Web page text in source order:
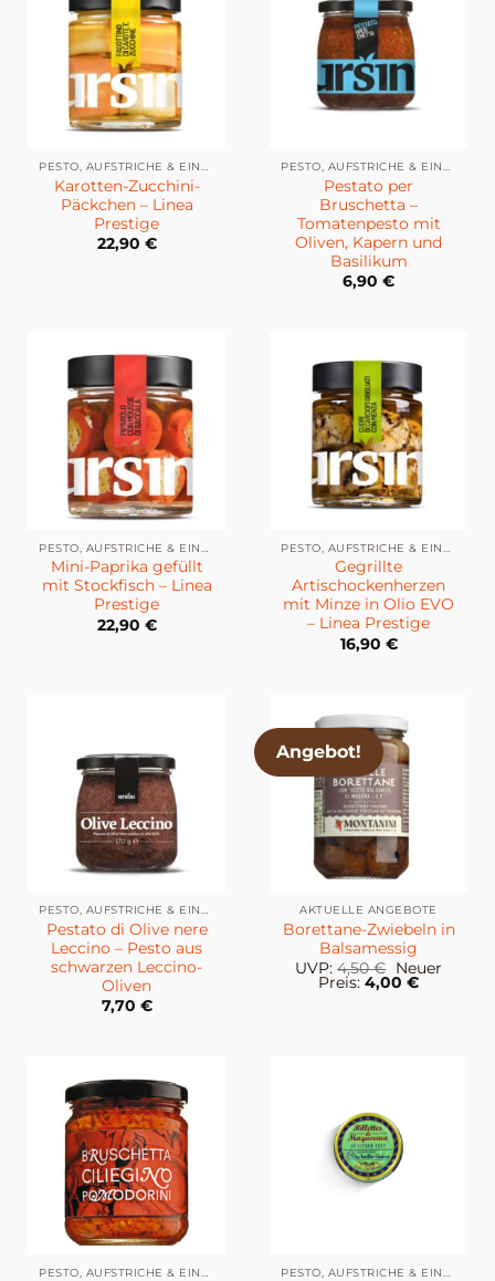
PESTO, AUFSTRICHE & EINGELEGTES
Karotten-Zucchini-
Päckchen – Linea
Prestige
22,90 €
PESTO, AUFSTRICHE & EINGELEGTES
Pestato per
Bruschetta –
Tomatenpesto mit
Oliven, Kapern und
Basilikum
6,90 €
Mini-Paprika gefüllt
mit Stockfisch – Linea
Prestige
22,90 €
Gegrillte
Artischockenherzen
mit Minze in Olio EVO
– Linea Prestige
16,90 €
PESTO, AUFSTRICHE & EINGELEGTES
Pestato di Olive nere
Leccino – Pesto aus
schwarzen Leccino-
Oliven
7,70 €
Angebot!
AKTUELLE ANGEBOTE
Borettane-Zwiebeln in
Balsamessig
UVP: 4,50€
Preis
Neuer
Preis: 4,00 €Aktueller
PESTO, AUFSTRICHE & EINGELEGTES PESTO, AUFSTRICHE & EINGELEGTES